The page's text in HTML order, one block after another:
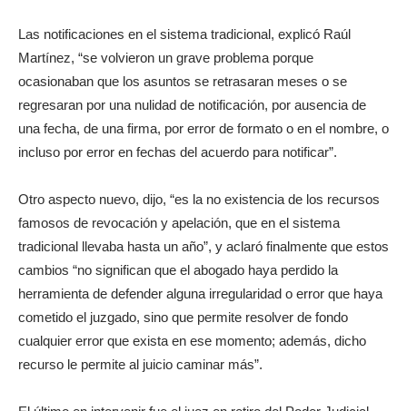
Las notificaciones en el sistema tradicional, explicó Raúl
Martínez, “se volvieron un grave problema porque
ocasionaban que los asuntos se retrasaran meses o se
regresaran por una nulidad de notificación, por ausencia de
una fecha, de una firma, por error de formato o en el nombre, o
incluso por error en fechas del acuerdo para notificar”.
Otro aspecto nuevo, dijo, “es la no existencia de los recursos
famosos de revocación y apelación, que en el sistema
tradicional llevaba hasta un año”, y aclaró finalmente que estos
cambios “no significan que el abogado haya perdido la
herramienta de defender alguna irregularidad o error que haya
cometido el juzgado, sino que permite resolver de fondo
cualquier error que exista en ese momento; además, dicho
recurso le permite al juicio caminar más”.